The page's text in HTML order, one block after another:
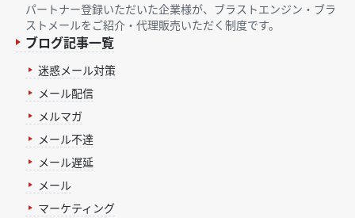
パートナー登録いただいた企業様が、ブラストエンジン・ブラ
ストメールをご紹介・代理販売いただく制度です。
ブログ記事一覧
迷惑メール対策
メール配信
メルマガ
メール不達
メール遅延
メール
マーケティング